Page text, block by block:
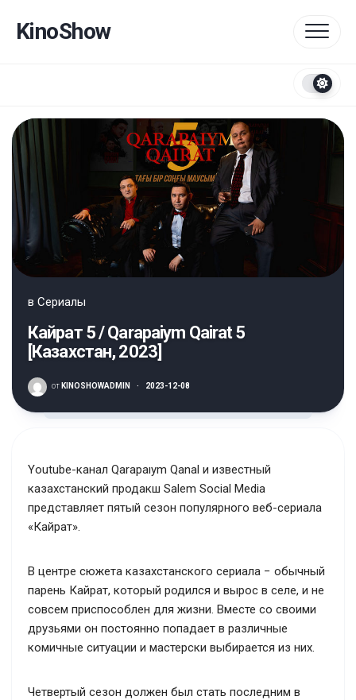
содержанию
KinoShow
в Сериалы
Кайрат 5 / Qarapaiym Qairat 5
[Казахстан, 2023]
от KINOSHOWADMIN · 2023-12-08
Youtube-канал Qarapaıym Qanal и известный
казахстанский продакш Salem Social Media
представляет пятый сезон популярного веб-сериала
«Кайрат».
В центре сюжета казахстанского сериала − обычный
парень Кайрат, который родился и вырос в селе, и не
совсем приспособлен для жизни. Вместе со своими
друзьями он постоянно попадает в различные
комичные ситуации и мастерски выбирается из них.
Четвертый сезон должен был стать последним в